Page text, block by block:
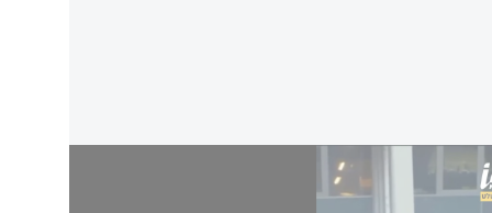
ספולדינג מחוץ להופעתו של קנייה ווסט בהולנד
בארה"ב. ביום שבת האחרון, נאום סיום של